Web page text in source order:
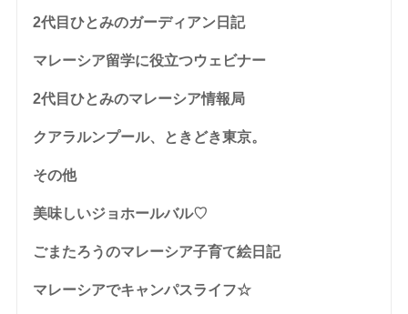
2代目ひとみのガーディアン日記
マレーシア留学に役立つウェビナー
2代目ひとみのマレーシア情報局
クアラルンプール、ときどき東京。
その他
美味しいジョホールバル♡
ごまたろうのマレーシア子育て絵日記
マレーシアでキャンパスライフ☆